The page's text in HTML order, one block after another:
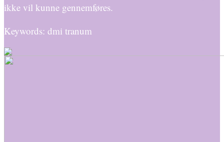
ikke vil kunne gennemføres.
Keywords: dmi tranum